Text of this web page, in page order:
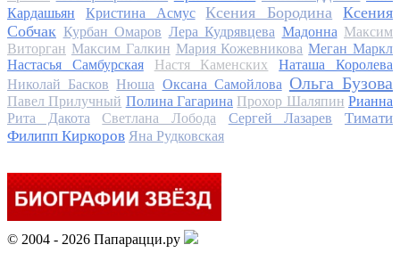
Кардашьян
Кристина Асмус Ксения Бородина
Ксения
Собчак Курбан Омаров Лера Кудрявцева Мадонна Максим
Виторган Максим Галкин Мария Кожевникова Меган Маркл
Настасья Самбурская
Настя Каменских
Наташа Королева
Николай Басков Нюша Оксана Самойлова Ольга Бузова
Павел Прилучный Полина Гагарина Прохор Шаляпин Рианна
Рита Дакота
Светлана Лобода Сергей Лазарев
Тимати
Филипп Киркоров Яна Рудковская
© 2004 - 2026 Папарацци.ру